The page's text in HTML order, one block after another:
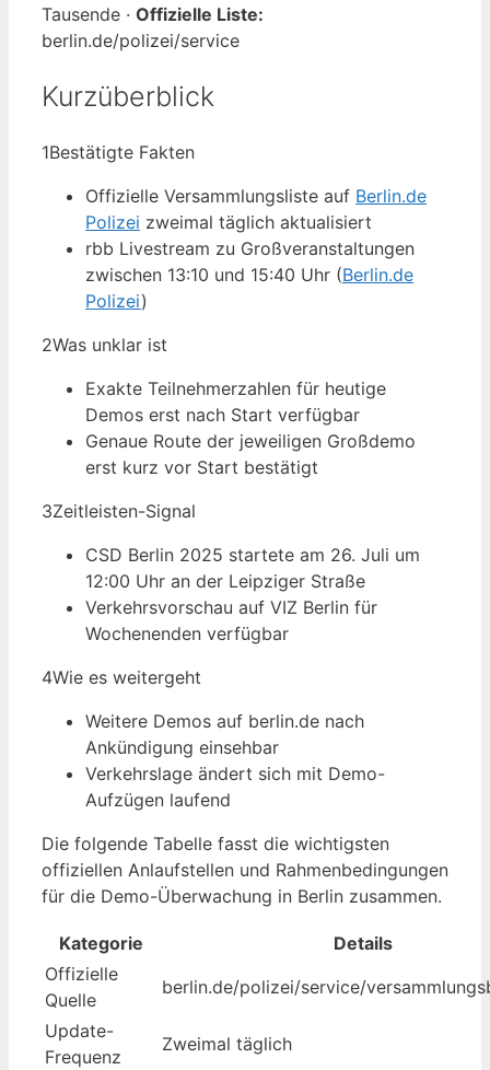
Tausende · Offizielle Liste:
berlin.de/polizei/service
Kurzüberblick
1Bestätigte Fakten
Offizielle Versammlungsliste auf Berlin.de
Polizei zweimal täglich aktualisiert
rbb Livestream zu Großveranstaltungen
zwischen 13:10 und 15:40 Uhr (Berlin.de
Polizei)
2Was unklar ist
Exakte Teilnehmerzahlen für heutige
Demos erst nach Start verfügbar
Genaue Route der jeweiligen Großdemo
erst kurz vor Start bestätigt
3Zeitleisten-Signal
CSD Berlin 2025 startete am 26. Juli um
12:00 Uhr an der Leipziger Straße
Verkehrsvorschau auf VIZ Berlin für
Wochenenden verfügbar
4Wie es weitergeht
Weitere Demos auf berlin.de nach
Ankündigung einsehbar
Verkehrslage ändert sich mit Demo-
Aufzügen laufend
Die folgende Tabelle fasst die wichtigsten
offiziellen Anlaufstellen und Rahmenbedingungen
für die Demo-Überwachung in Berlin zusammen.
Kategorie
Details
Offizielle
Quelle
berlin.de/polizei/service/
Update-
Frequenz
Zweimal täglich